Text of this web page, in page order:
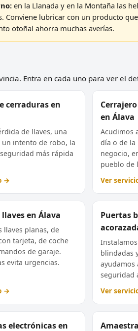
en la Llanada y en la Montaña las
Conviene lubricar con un producto
otoñal ahorra muchas averías.
Entra en cada uno para ver el
cerraduras en
de llaves, una
un intento de robo, la
más rápida
→
en Álava
Acudimos
día o de
negocio,
pueblo de
Ver
llaves en Álava
llaves planas, de
tarjeta, de coche
de garaje.
evita urgencias.
→
Puertas
blindadas
ayudamos
seguridad
Ver
electrónicas en